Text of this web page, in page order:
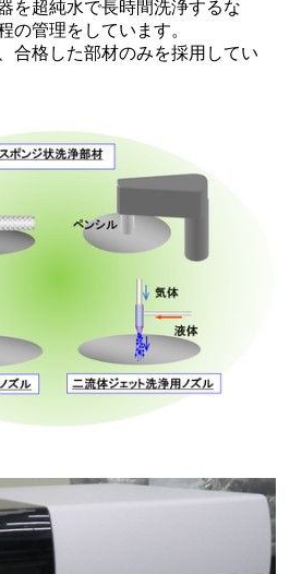
を超純水で長時間洗浄するな
の管理をしています。
合格した部材のみを採用してい